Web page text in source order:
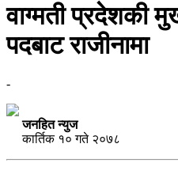
वाग्मती प्रदेशकी
पदबाट राजीनामा
-
जनहित न्युज
कार्तिक १० गते २०७८